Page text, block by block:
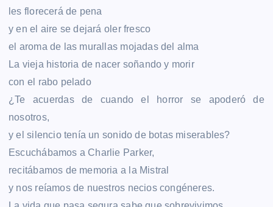
les florecerá de pena
y en el aire se dejará oler fresco
el aroma de las murallas mojadas del alma
La vieja historia de nacer soñando y morir
con el rabo pelado
¿Te acuerdas de cuando el horror se apoderó de
nosotros,
y el silencio tenía un sonido de botas miserables?
Escuchábamos a Charlie Parker,
recitábamos de memoria a la Mistral
y nos reíamos de nuestros necios congéneres.